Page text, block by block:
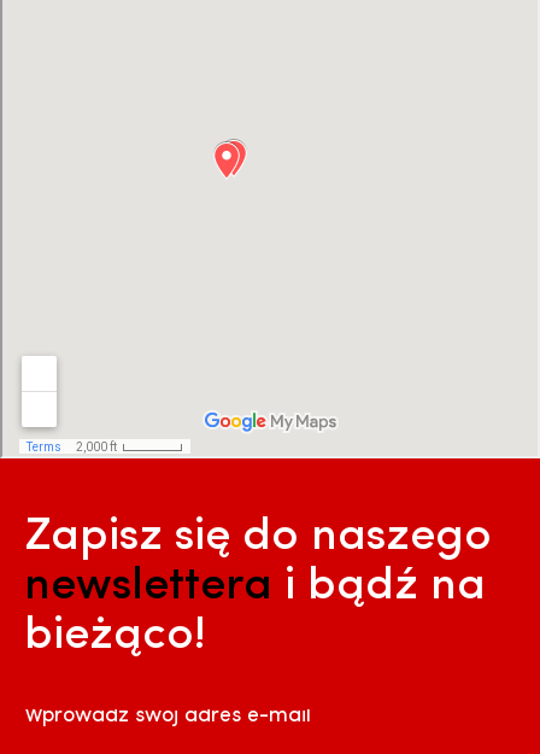
Zapisz się do naszego
newslettera i bądź na
bieżąco!
Wprowadź swój adres e-mail